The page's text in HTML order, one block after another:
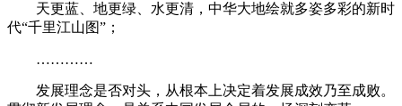
天更蓝、地更绿、水更清，中华大地绘就多姿多彩的新时
代“千里江山图”；
…………
发展理念是否对头，从根本上决定着发展成效乃至成败。